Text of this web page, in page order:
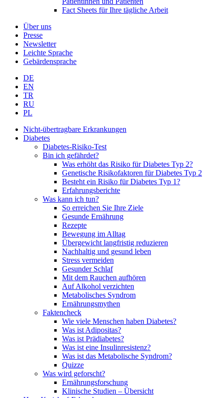
Fact Sheets für Ihre tägliche Arbeit
Über uns
Presse
Newsletter
Leichte Sprache
Gebärdensprache
DE
EN
TR
RU
PL
Nicht-übertragbare Erkrankungen
Diabetes
Diabetes-Risiko-Test
Bin ich gefährdet?
Was erhöht das Risiko für Diabetes Typ 2?
Genetische Risikofaktoren für Diabetes Typ 2
Besteht ein Risiko für Diabetes Typ 1?
Erfahrungsberichte
Was kann ich tun?
So erreichen Sie Ihre Ziele
Gesunde Ernährung
Rezepte
Bewegung im Alltag
Übergewicht langfristig reduzieren
Nachhaltig und gesund leben
Stress vermeiden
Gesunder Schlaf
Mit dem Rauchen aufhören
Auf Alkohol verzichten
Metabolisches Syndrom
Ernährungsmythen
Faktencheck
Wie viele Menschen haben Diabetes?
Was ist Adipositas?
Was ist Prädiabetes?
Was ist eine Insulinresistenz?
Was ist das Metabolische Syndrom?
Quizze
Was wird geforscht?
Ernährungsforschung
Klinische Studien – Übersicht